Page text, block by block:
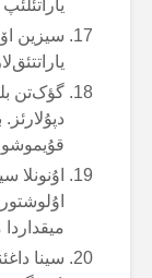
سیزین
گؤک‌تن
سینا